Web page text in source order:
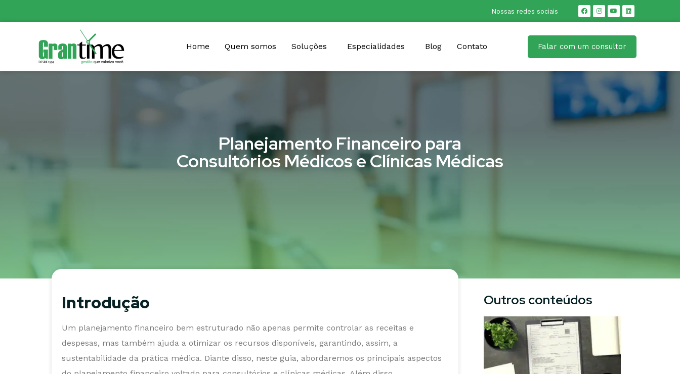
Nossas redes sociais
Home Quem somos Soluções Especialidades Blog Contato Falar com um consultor
Planejamento Financeiro para
Consultórios Médicos e Clínicas Médicas
Introdução
Um planejamento financeiro bem estruturado não apenas permite controlar as receitas e
despesas, mas também ajuda a otimizar os recursos disponíveis, garantindo, assim, a
sustentabilidade da prática médica. Diante disso, neste guia, abordaremos os principais aspectos
Outros conteúdos